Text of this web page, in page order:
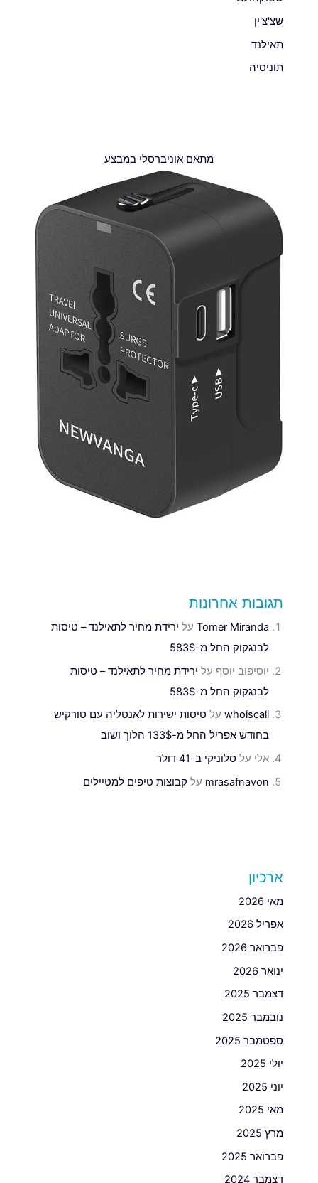
שצ'צ'ין
תאילנד
תוניסיה
מתאם אוניברסלי במבצע
תגובות אחרונות
Tomer Miranda על ירידת מחיר לתאילנד – טיסות
לבנגקוק החל מ-583$
יוסיפוב יוסף על ירידת מחיר לתאילנד – טיסות
לבנגקוק החל מ-583$
whoiscall על טיסות ישירות לאנטליה עם טורקיש
בחודש אפריל החל מ-133$ הלוך ושוב
אלי על סלוניקי ב-41 דולר
mrasafnavon על קבוצות טיפים למטיילים
ארכיון
מאי 2026
אפריל 2026
פברואר 2026
ינואר 2026
דצמבר 2025
נובמבר 2025
ספטמבר 2025
יולי 2025
יוני 2025
מאי 2025
מרץ 2025
פברואר 2025
דצמבר 2024